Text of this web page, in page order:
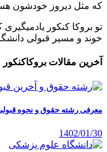
که مثل دیروز خودشون
تو بروکا کنکور
خوند و مسیر قبولی
آخرین مقالات بروکاکنکور
معرفی رشته حقوق و نحوه
1402/01/30